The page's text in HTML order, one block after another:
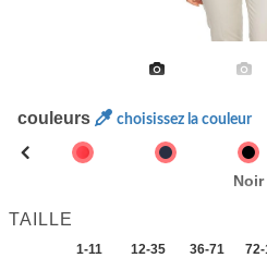
couleurs choisissez la couleur
Noir
TAILLE
1-11 12-35 36-71